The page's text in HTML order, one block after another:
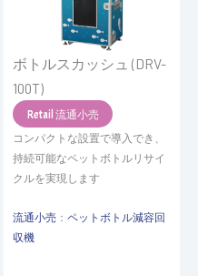
ボトルスカッシュ (DRV-
100T)
Retail 流通小売
コンパクトな設置で導入でき、
持続可能なペットボトルリサイ
クルを実現します
流通小売 ： ペットボトル減容回
収機